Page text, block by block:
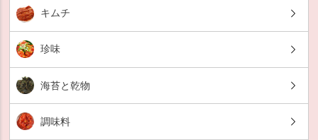
キムチ
珍味
海苔と乾物
調味料